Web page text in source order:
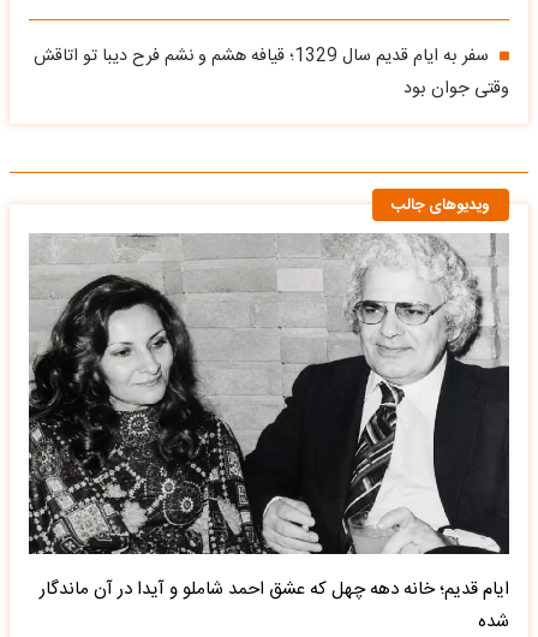
سفر به ایام قدیم سال 1329؛ قیافه هشم و نشم فرح دیبا تو اتاقش
وقتی جوان بود
ویدیوهای جالب
ایام قدیم؛ خانه دهه چهل که عشق احمد شاملو و آیدا در آن ماندگار
شده